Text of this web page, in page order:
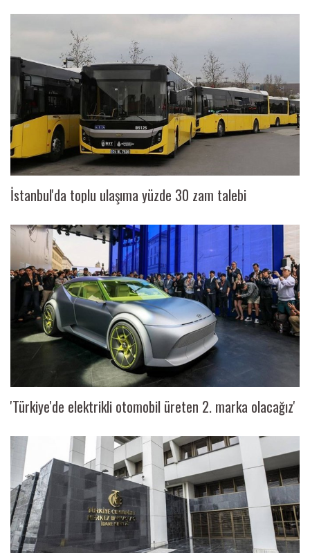
İstanbul'da toplu ulaşıma yüzde 30 zam talebi
'Türkiye'de elektrikli otomobil üreten 2. marka olacağız'